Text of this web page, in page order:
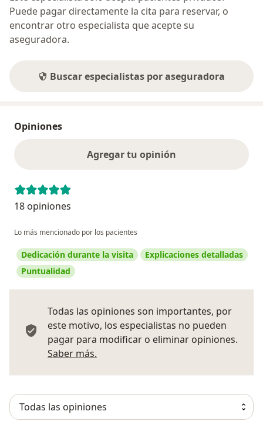
Puede pagar directamente la cita para reservar, o
encontrar otro especialista que acepte su
aseguradora.
Buscar especialistas por aseguradora
Opiniones
Agregar tu opinión
18 opiniones
Lo más mencionado por los pacientes
Dedicación durante la visita
Explicaciones detalladas
Puntualidad
Todas las opiniones son importantes, por
este motivo, los especialistas no pueden
pagar para modificar o eliminar opiniones.
Saber más.